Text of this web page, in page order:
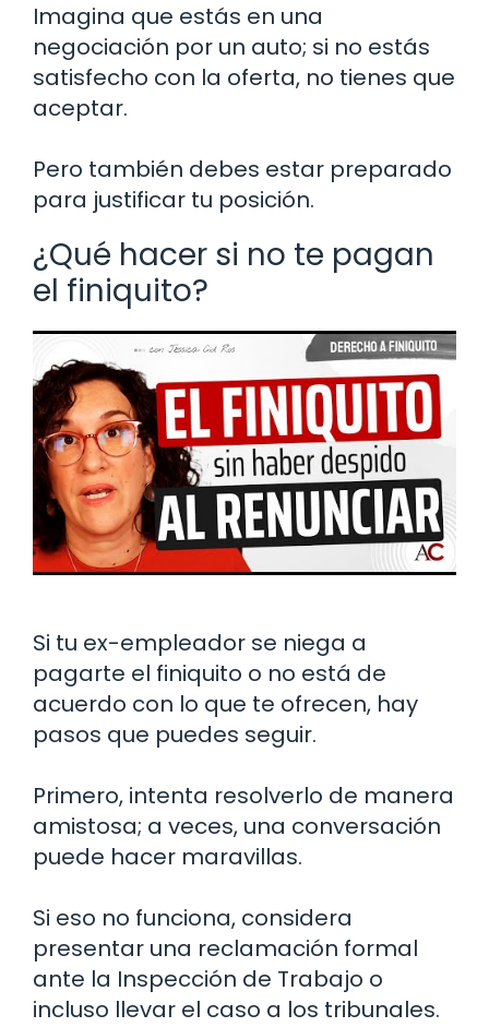
Imagina que estás en una
negociación por un auto; si no estás
satisfecho con la oferta, no tienes que
aceptar.
Pero también debes estar preparado
para justificar tu posición.
¿Qué hacer si no te pagan
el finiquito?
Si tu ex-empleador se niega a
pagarte el finiquito o no está de
acuerdo con lo que te ofrecen, hay
pasos que puedes seguir.
Primero, intenta resolverlo de manera
amistosa; a veces, una conversación
puede hacer maravillas.
Si eso no funciona, considera
presentar una reclamación formal
ante la Inspección de Trabajo o
incluso llevar el caso a los tribunales.